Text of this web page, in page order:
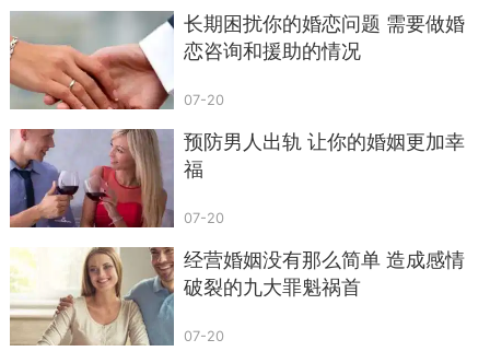
长期困扰你的婚恋问题 需要做婚
恋咨询和援助的情况
07-20
预防男人出轨 让你的婚姻更加幸
福
07-20
经营婚姻没有那么简单 造成感情
破裂的九大罪魁祸首
07-20